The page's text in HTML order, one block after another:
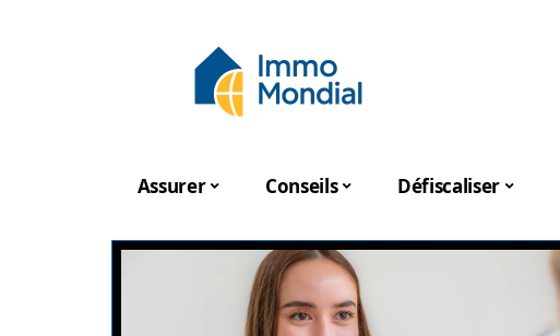
Assurer Conseils Défiscaliser